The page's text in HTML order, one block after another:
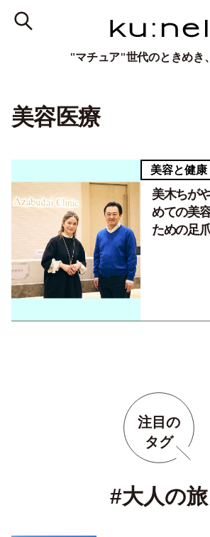
"マチュア"世代のときめき
美容医療
美容と健康
美木ちが
めての美
ための足
注目の
タグ
#大人の旅